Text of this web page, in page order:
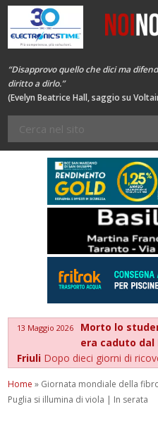
“Disapprovo quello che dici ma
diritto a dirlo.”
(Evelyn Beatrice Hall, saggio su
13 Maggio 2026
Morto lo
era caduto
Friuli Dopo dieci giorni di
Home » Giornata mondiale della
Puglia si illumina di viola | In serata